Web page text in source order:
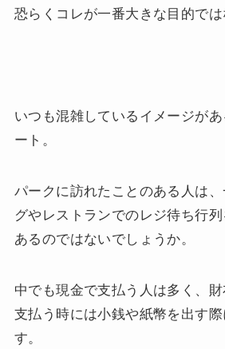
恐らくコレが一番大きな目的では
いつも混雑しているイメージが
ート。
パークに訪れたことのある人は
グやレストランでのレジ待ち行
あるのではないでしょうか。
中でも現金で支払う人は多く、
支払う時には小銭や紙幣を出す
す。